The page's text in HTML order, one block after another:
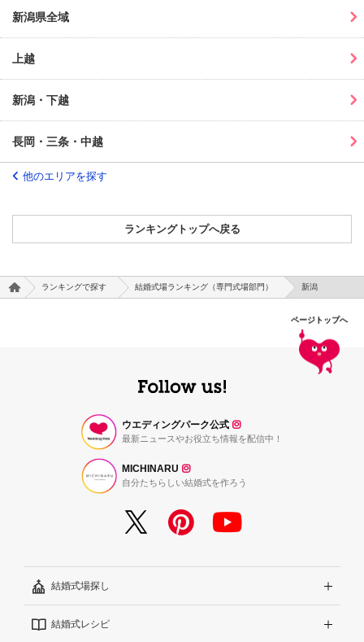
新潟県全域
上越
新潟・下越
長岡・三条・中越
他のエリアを探す
ランキングトップへ戻る
ランキングで探す 結婚式場ランキング（専門式場部門） 新潟
ページトップへ
ウエディングパーク公式
最新ニュースやお役立ち情報を配信中！
MICHINARU
自分たちらしい結婚式を作ろう
結婚式場探し
エリアから探す
結婚式レシピ